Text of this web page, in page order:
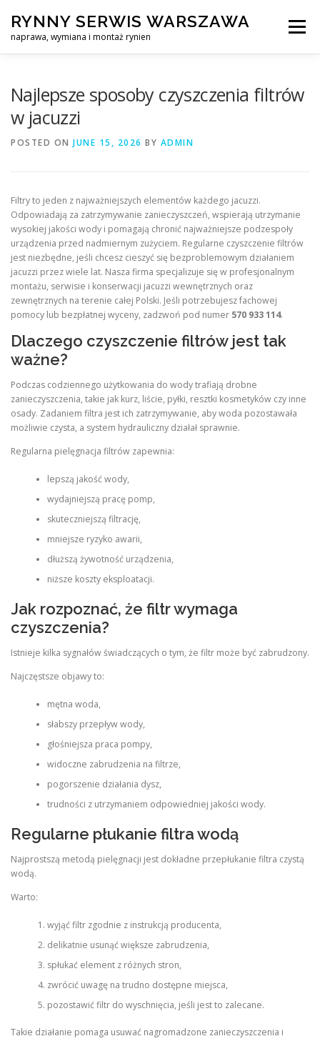
content
RYNNY SERWIS WARSZAWA
naprawa, wymiana i montaż rynien
Menu
Najlepsze sposoby czyszczenia filtrów
w jacuzzi
POSTED ON JUNE 15, 2026 BY ADMIN
Filtry to jeden z najważniejszych elementów każdego jacuzzi.
Odpowiadają za zatrzymywanie zanieczyszczeń, wspierają utrzymanie
wysokiej jakości wody i pomagają chronić najważniejsze podzespoły
urządzenia przed nadmiernym zużyciem. Regularne czyszczenie filtrów
jest niezbędne, jeśli chcesz cieszyć się bezproblemowym działaniem
jacuzzi przez wiele lat. Nasza firma specjalizuje się w profesjonalnym
montażu, serwisie i konserwacji jacuzzi wewnętrznych oraz
zewnętrznych na terenie całej Polski. Jeśli potrzebujesz fachowej
pomocy lub bezpłatnej wyceny, zadzwoń pod numer 570 933 114.
Dlaczego czyszczenie filtrów jest tak
ważne?
Podczas codziennego użytkowania do wody trafiają drobne
zanieczyszczenia, takie jak kurz, liście, pyłki, resztki kosmetyków czy inne
osady. Zadaniem filtra jest ich zatrzymywanie, aby woda pozostawała
możliwie czysta, a system hydrauliczny działał sprawnie.
Regularna pielęgnacja filtrów zapewnia:
lepszą jakość wody,
wydajniejszą pracę pomp,
skuteczniejszą filtrację,
mniejsze ryzyko awarii,
dłuższą żywotność urządzenia,
niższe koszty eksploatacji.
Jak rozpoznać, że filtr wymaga
czyszczenia?
Istnieje kilka sygnałów świadczących o tym, że filtr może być zabrudzony.
Najczęstsze objawy to:
mętna woda,
słabszy przepływ wody,
głośniejsza praca pompy,
widoczne zabrudzenia na filtrze,
pogorszenie działania dysz,
trudności z utrzymaniem odpowiedniej jakości wody.
Regularne płukanie filtra wodą
Najprostszą metodą pielęgnacji jest dokładne przepłukanie filtra czystą
wodą.
Warto:
wyjąć filtr zgodnie z instrukcją producenta,
delikatnie usunąć większe zabrudzenia,
spłukać element z różnych stron,
zwrócić uwagę na trudno dostępne miejsca,
pozostawić filtr do wyschnięcia, jeśli jest to zalecane.
Takie działanie pomaga usuwać nagromadzone zanieczyszczenia i